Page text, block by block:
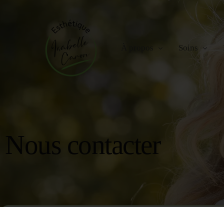
Soins
Nous contacter